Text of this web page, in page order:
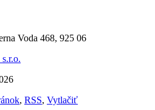
Voda 468, 925 06
, RSS, Vytlačiť